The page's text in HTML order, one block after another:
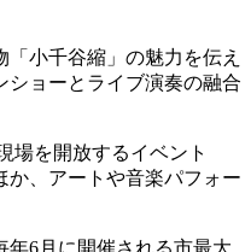
小千谷縮」の魅力を伝え
ショーとライブ演奏の融合
場を開放するイベント
か、アートや音楽パフォー
6月に開催される市最大